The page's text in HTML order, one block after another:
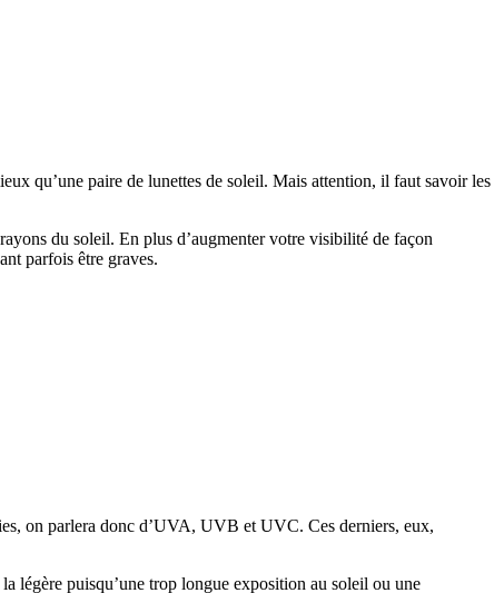
qu’une paire de lunettes de soleil. Mais attention, il faut savoir les
du soleil. En plus d’augmenter votre visibilité de façon
parfois être graves.
on parlera donc d’UVA, UVB et UVC. Ces derniers, eux,
légère puisqu’une trop longue exposition au soleil ou une